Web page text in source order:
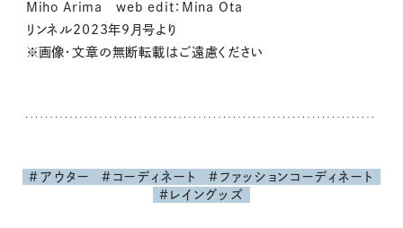
Miho Arima web edit：Mina Ota
リンネル2023年9月号より
※画像・文章の無断転載はご遠慮ください
#アウター #コーディネート
#ファッションコーディネート
#レイングッズ